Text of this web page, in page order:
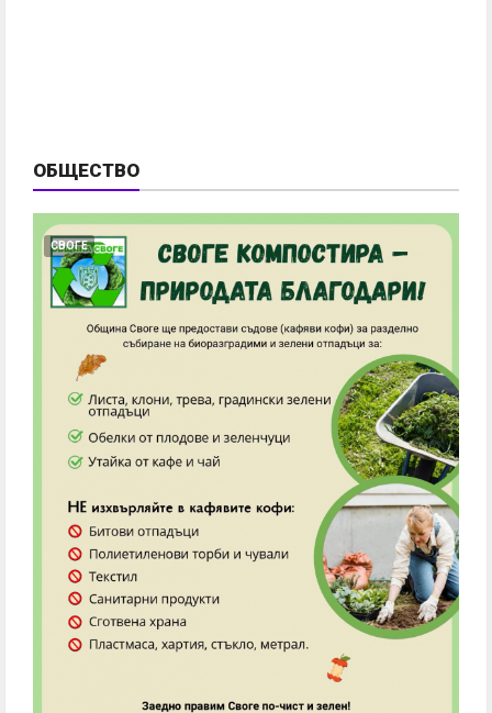
ОБЩЕСТВО
СВОГЕ